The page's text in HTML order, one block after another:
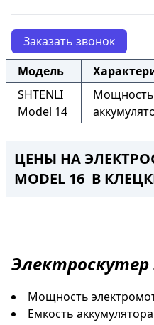
Заказать звонок
Модель
SHTENLI
Model 14
ЦЕНЫ НА
MODEL 16 В
Электроскутер
Мощность
Емкость